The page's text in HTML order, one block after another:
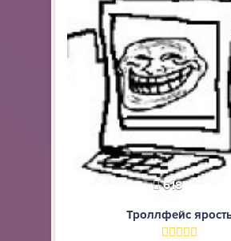
618
Троллфейс